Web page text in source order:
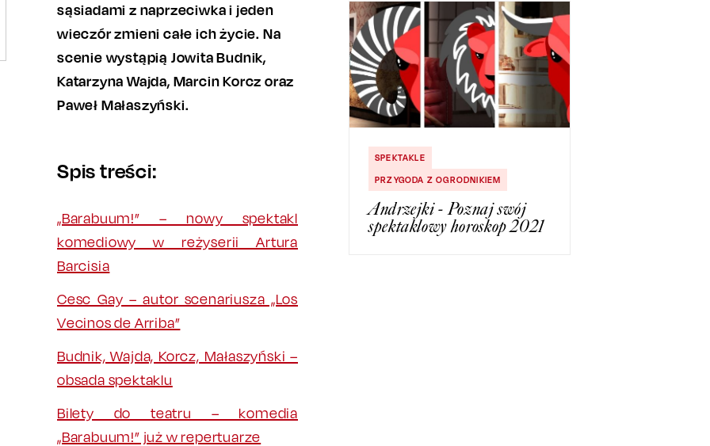
sąsiadami z naprzeciwka i jeden
wieczór zmieni całe ich życie. Na
scenie wystąpią Jowita Budnik,
Katarzyna Wajda, Marcin Korcz oraz
Paweł Małaszyński.
Spis treści:
„Barabuum!” – nowy spektakl
komediowy w reżyserii Artura
Barcisia
Cesc Gay – autor scenariusza „Los
Vecinos de Arriba”
Budnik, Wajda, Korcz, Małaszyński –
obsada spektaklu
Bilety do teatru – komedia
„Barabuum!” już w repertuarze
SPEKTAKLE
PRZYGODA Z OGRODNIKIEM
Andrzejki - Poznaj swój
spektaklowy horoskop 2021